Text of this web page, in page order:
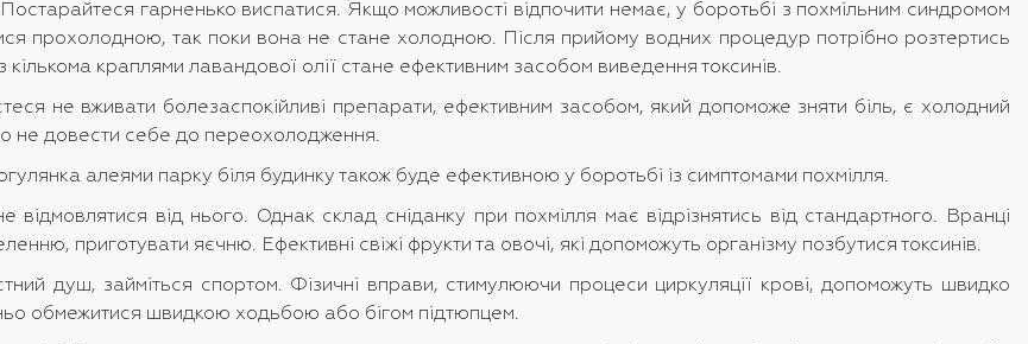
гарненько виспатися. Якщо можливості відпочити немає, у боротьбі з похмільним синдромом
прохолодною, так поки вона не стане холодною. Після прийому водних процедур потрібно розтертись
краплями лавандової олії стане ефективним засобом виведення токсинів.
не вживати болезаспокійливі препарати, ефективним засобом, який допоможе зняти біль, є холодний
не довести себе до переохолодження.
алеями парку біля будинку також буде ефективною у боротьбі із симптомами похмілля.
від нього. Однак склад сніданку при похмілля має відрізнятись від стандартного. Вранці
приготувати яєчню. Ефективні свіжі фрукти та овочі, які допоможуть організму позбутися токсинів.
душ, займіться спортом. Фізичні вправи, стимулюючи процеси циркуляції крові, допоможуть швидко
обмежитися швидкою ходьбою або бігом підтюпцем.